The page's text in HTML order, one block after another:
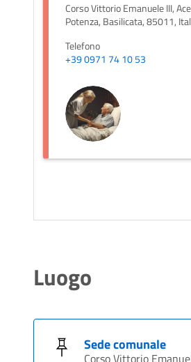
Corso Vittorio Emanuele III,
Potenza, Basilicata, 85011,
Telefono
+39 0971 74 10 53
Luogo
Sede comunale